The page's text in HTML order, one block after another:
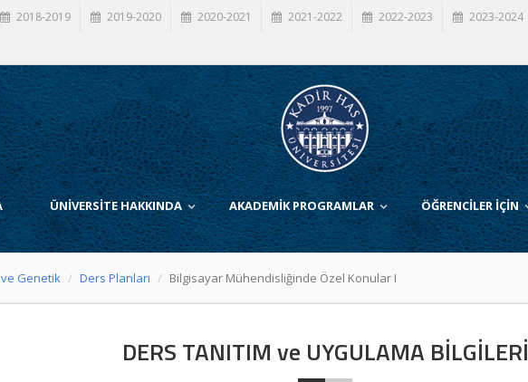
2018-2019 2019-2020 2020-2021 2021-2022 2022-2023 2023-2024
ÜNİVERSİTE HAKKINDA AKADEMİK PROGRAMLAR ÖĞRENCİLER İÇİN
Genetik Ders Planları Bilgisayar Mühendisliğinde Özel Konular I
DERS TANITIM ve UYGULAMA BİLGİLERİ